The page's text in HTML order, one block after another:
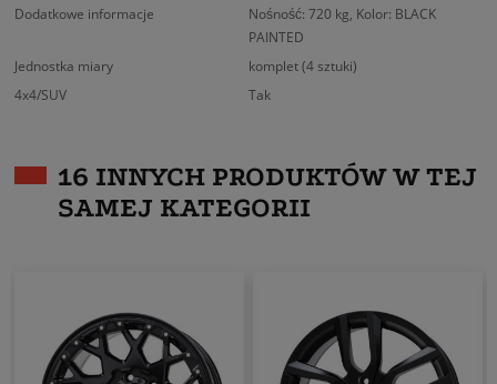
Dodatkowe informacje
Nośność: 720 kg, Kolor: BLACK
PAINTED
Jednostka miary
komplet (4 sztuki)
4x4/SUV
Tak
16 INNYCH PRODUKTÓW W TEJ
SAMEJ KATEGORII